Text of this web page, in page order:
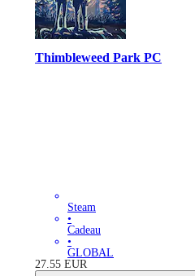
Thimbleweed Park PC
Steam
•
Cadeau
•
GLOBAL
27.55 EUR